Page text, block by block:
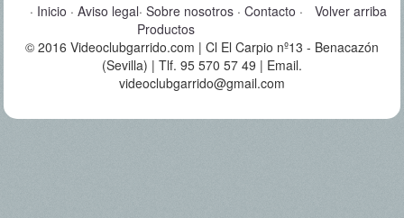
Volver arriba
· Inicio · Aviso legal· Sobre nosotros· Contacto ·
Productos
© 2016 Videoclubgarrido.com | Cl El Carpio nº13 - Benacazón
(Sevilla) | Tlf. 95 570 57 49 | Email.
videoclubgarrido@gmail.com